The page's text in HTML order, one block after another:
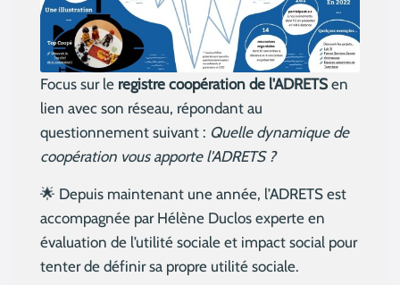
Focus sur le registre coopération de l'ADRETS en
lien avec son réseau, répondant au
questionnement suivant : Quelle dynamique de
coopération vous apporte l'ADRETS ?
🌟 Depuis maintenant une année, l’ADRETS est
accompagnée par Hélène Duclos experte en
évaluation de l’utilité sociale et impact social pour
tenter de définir sa propre utilité sociale.